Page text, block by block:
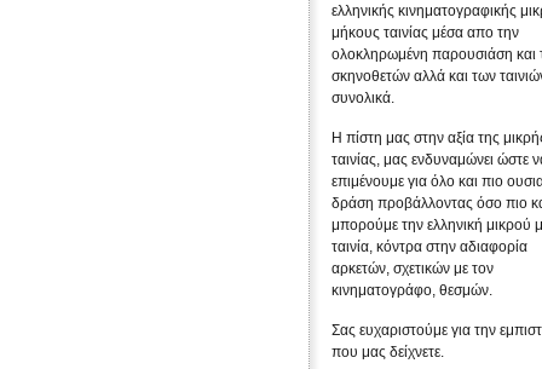
ελληνικής κινηματογραφικής
μήκους ταινίας μέσα απο την
ολοκληρωμένη παρουσιάση και
σκηνοθετών αλλά και των
συνολικά.
Η πίστη μας στην αξία της
ταινίας, μας ενδυναμώνει ώστε
επιμένουμε για όλο και πιο
δράση προβάλλοντας όσο πιο
μπορούμε την ελληνική μικρού
ταινία, κόντρα στην αδιαφορία
αρκετών, σχετικών με τον
κινηματογράφο, θεσμών.
Σας ευχαριστούμε για την
που μας δείχνετε.